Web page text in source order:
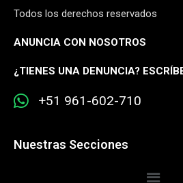
Todos los derechos reservados
ANUNCIA CON NOSOTROS
¿TIENES UNA DENUNCIA?
+51 961-602-710
Nuestras Secciones